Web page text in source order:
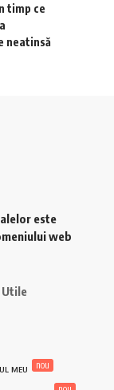
timp ce
neatinsă
este
web
MEU nou